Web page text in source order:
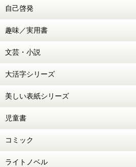
自己啓発
趣味／実用書
文芸・小説
大活字シリーズ
美しい表紙シリーズ
児童書
コミック
ライトノベル